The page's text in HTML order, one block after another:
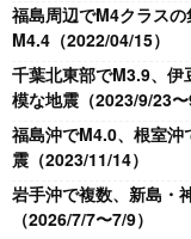
福島周辺でM4クラス
M4.4（2022/04/15）
千葉北東部でM3.9、
模な地震（2023/9/23〜
福島沖でM4.0、根室
震（2023/11/14）
岩手沖で複数、新島・
（2026/7/7〜7/9）